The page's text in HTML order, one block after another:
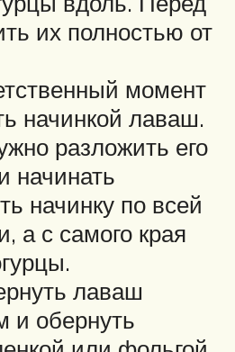
их полностью от
момент
начинкой лаваш.
разложить его
начинать
начинку по всей
а с самого края
лаваш
и обернуть